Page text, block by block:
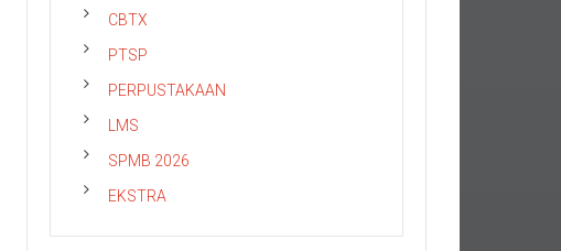
CBTX
PTSP
PERPUSTAKAAN
LMS
SPMB 2026
EKSTRA